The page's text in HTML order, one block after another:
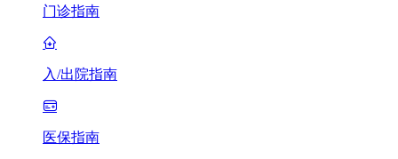
门诊指南
入/出院指南
医保指南